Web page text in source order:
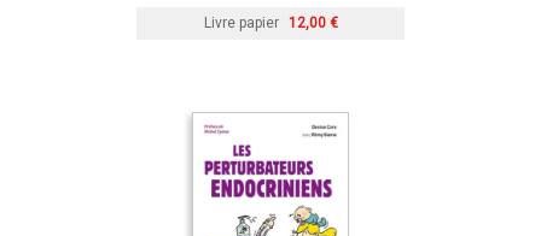
Livre papier 12,00 €